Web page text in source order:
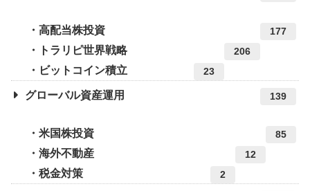
高配当株投資 177
トラリピ世界戦略 206
ビットコイン積立 23
グローバル資産運用 139
米国株投資 85
海外不動産 12
税金対策 2